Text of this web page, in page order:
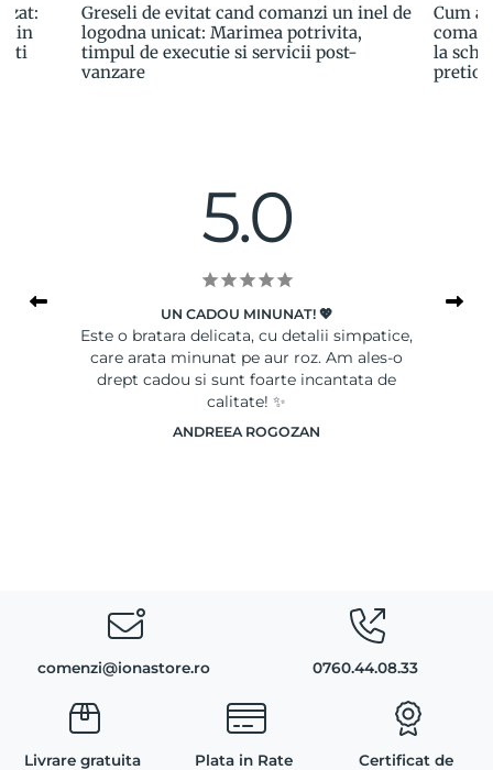
in
Greseli de evitat cand comanzi un inel de
logodna unicat: Marimea potrivita,
timpul de executie si servicii post-
vanzare
Cum
la
5.0
UN CADOU MINUNAT! 💖
Este o bratara delicata, cu detalii simpatice,
care arata minunat pe aur roz. Am ales-o
drept cadou si sunt foarte incantata de
calitate! ✨
ANDREEA ROGOZAN
comenzi@ionastore.ro 0760.44.08.33
Livrare gratuita Plata in Rate
Certificat de